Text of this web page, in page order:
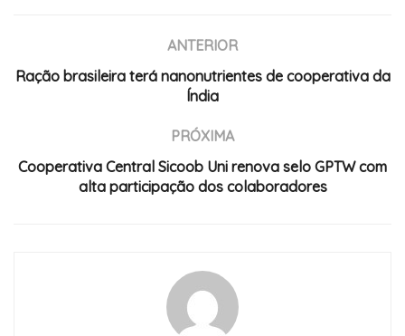
ANTERIOR
Ração brasileira terá nanonutrientes de cooperativa da
Índia
PRÓXIMA
Cooperativa Central Sicoob Uni renova selo GPTW com
alta participação dos colaboradores